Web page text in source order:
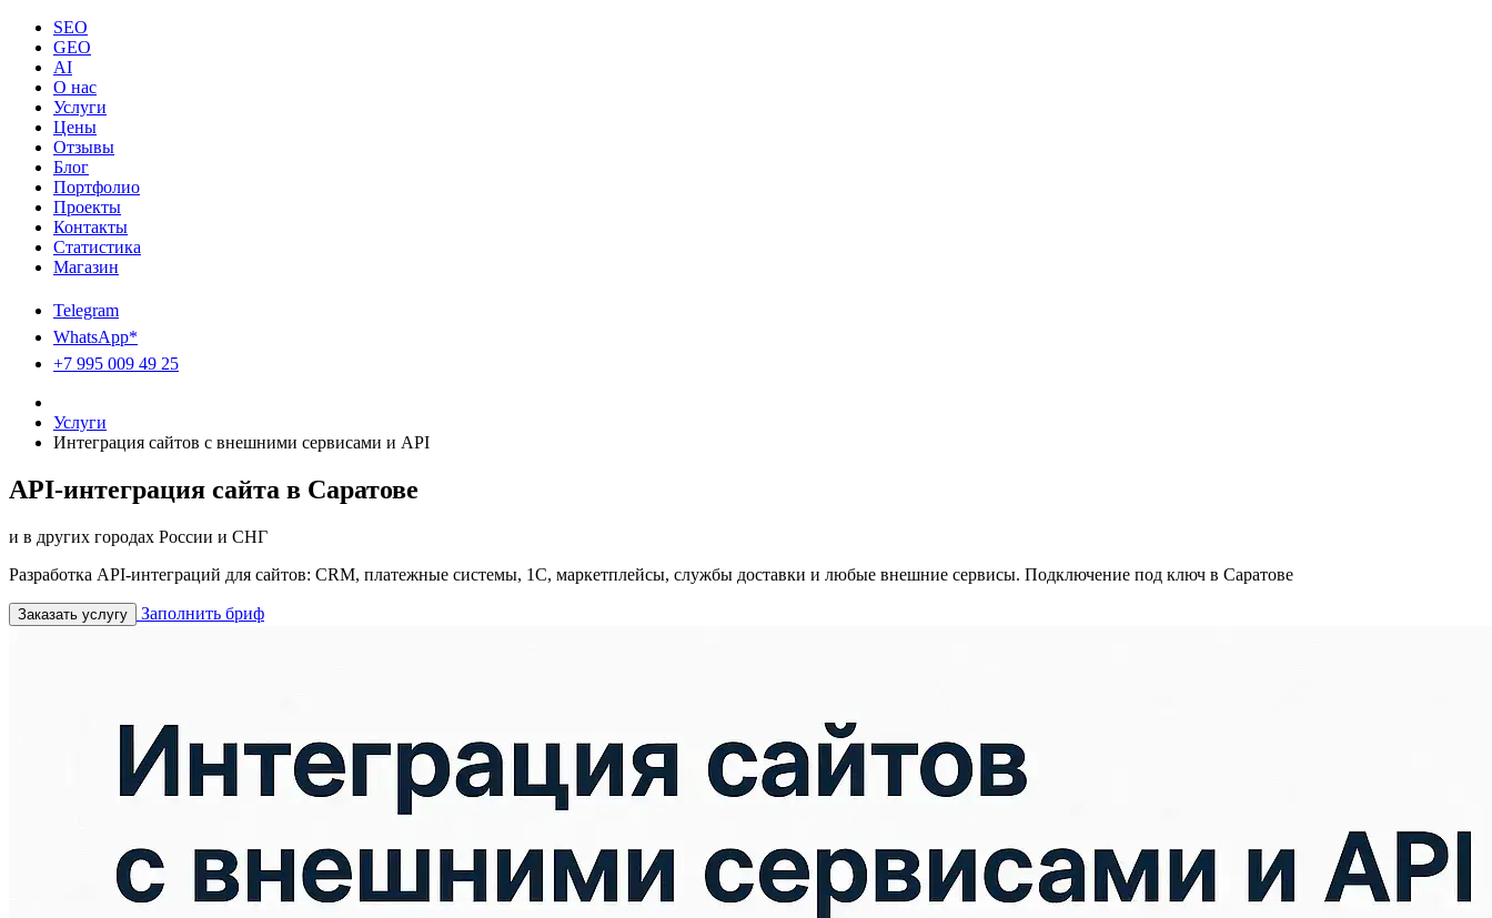
SEO
GEO
AI
О нас
Услуги
Цены
Отзывы
Блог
Портфолио
Проекты
Контакты
Статистика
Магазин
Telegram
WhatsApp*
+7 995 009 49 25
Услуги
Интеграция сайтов с внешними сервисами и API
API-интеграция сайта в Саратове
и в других городах России и СНГ
Разработка API-интеграций для сайтов: CRM, платежные системы, 1С, маркетплейсы, службы доставки и любые внешние сервисы. Подключение под ключ в Саратове
Заказать услугу Заполнить бриф